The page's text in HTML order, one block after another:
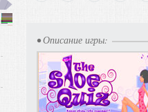
• Описание игры: